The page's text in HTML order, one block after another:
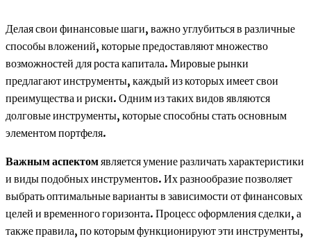
Делая свои финансовые шаги, важно углубиться в различные
способы вложений, которые предоставляют множество
возможностей для роста капитала. Мировые рынки
предлагают инструменты, каждый из которых имеет свои
преимущества и риски. Одним из таких видов являются
долговые инструменты, которые способны стать основным
элементом портфеля.
Важным аспектомявляется умение различать характеристики
и виды подобных инструментов. Их разнообразие позволяет
выбрать оптимальные варианты в зависимости от финансовых
целей и временного горизонта. Процесс оформления сделки, а
также правила, по которым функционируют эти инструменты,